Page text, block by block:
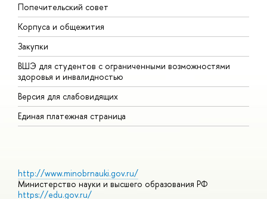
Попечительский совет
Корпуса и общежития
Закупки
ВШЭ для студентов с ограниченными возможностями
здоровья и инвалидностью
Версия для слабовидящих
Единая платежная страница
http://www.minobrnauki.gov.ru/
Министерство науки и высшего образования РФ
https://edu.gov.ru/